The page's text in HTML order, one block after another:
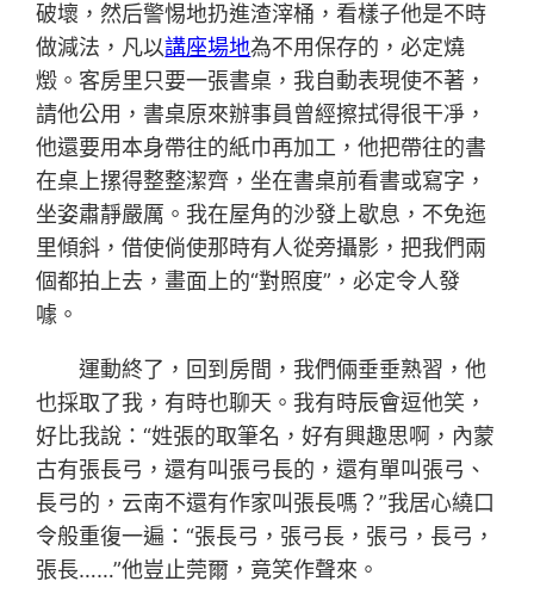
破壞，然后警惕地扔進渣滓桶，看樣子他是不時
做減法，凡以講座場地為不用保存的，必定燒
燬。客房里只要一張書桌，我自動表現使不著，
請他公用，書桌原來辦事員曾經擦拭得很干凈，
他還要用本身帶往的紙巾再加工，他把帶往的書
在桌上摞得整整潔齊，坐在書桌前看書或寫字，
坐姿肅靜嚴厲。我在屋角的沙發上歇息，不免迤
里傾斜，借使倘使那時有人從旁攝影，把我們兩
個都拍上去，畫面上的“對照度”，必定令人發
噱。
運動終了，回到房間，我們倆垂垂熟習，他
也採取了我，有時也聊天。我有時辰會逗他笑，
好比我說：“姓張的取筆名，好有興趣思啊，內蒙
古有張長弓，還有叫張弓長的，還有單叫張弓、
長弓的，云南不還有作家叫張長嗎？”我居心繞口
令般重復一遍：“張長弓，張弓長，張弓，長弓，
張長……”他豈止莞爾，竟笑作聲來。